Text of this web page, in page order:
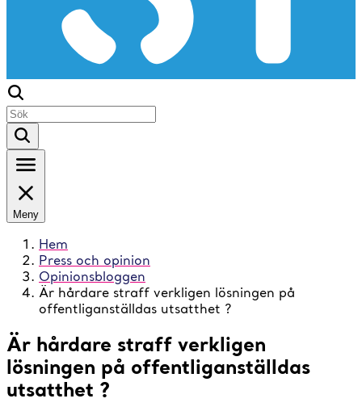
Meny
Hem
Press och opinion
Opinionsbloggen
Är hårdare straff verkligen lösningen på
offentliganställdas utsatthet ?
Är hårdare straff verkligen
lösningen på offentliganställdas
utsatthet ?